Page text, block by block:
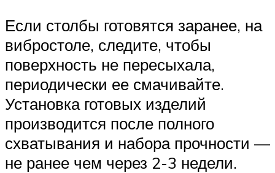
Если столбы готовятся заранее, на
вибростоле, следите, чтобы
поверхность не пересыхала,
периодически ее смачивайте.
Установка готовых изделий
производится после полного
схватывания и набора прочности —
не ранее чем через 2-3 недели.